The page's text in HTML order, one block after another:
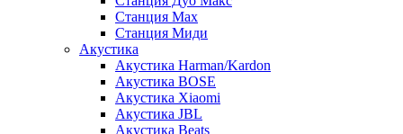
Станция Max
Станция Миди
Акустика
Акустика Harman/Kardon
Акустика BOSE
Акустика Xiaomi
Акустика JBL
Акустика Beats